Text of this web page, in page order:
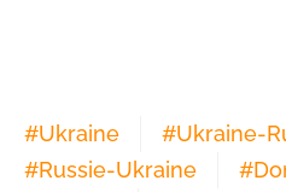
#Ukraine #Ukraine-
#Russie-Ukraine #